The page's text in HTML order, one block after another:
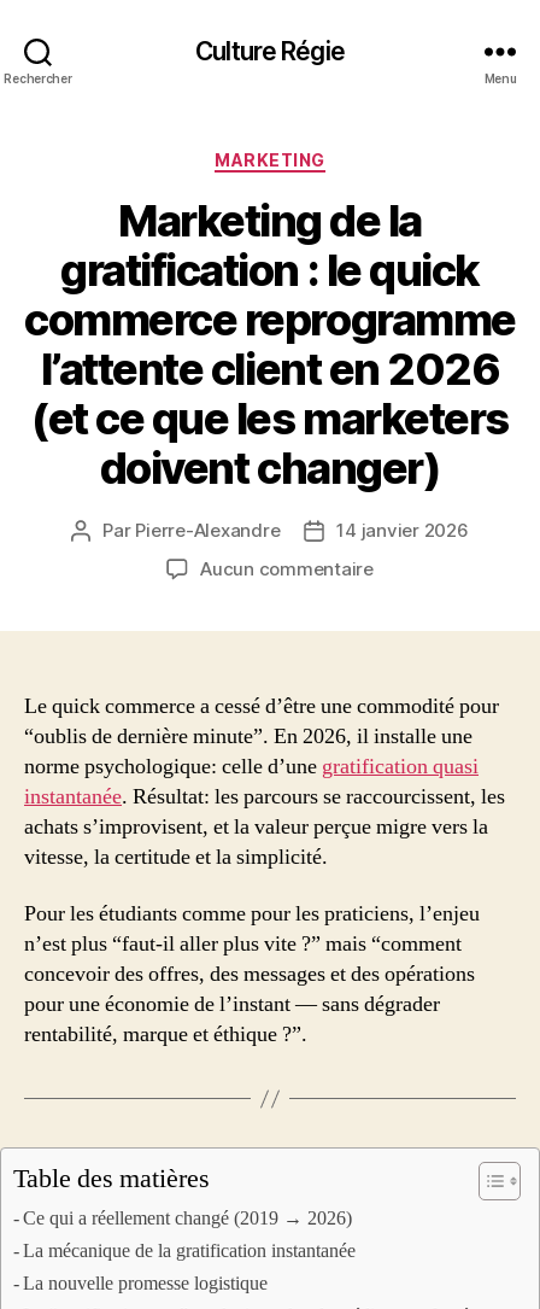
Rechercher
Culture Régie
Menu
Catégories
MARKETING
Marketing de la
gratification : le quick
commerce reprogramme
l’attente client en 2026
(et ce que les marketers
doivent changer)
Auteur
Par Pierre-Alexandre
Date14 janvier 2026
Aucun commentairesur
:
le
commerce
reprogramme
l’attente
2026
(et
que
les
changer)
Le quick commerce a cessé d’être une commodité pour
“oublis de dernière minute”. En 2026, il installe une
norme psychologique: celle d’une gratification quasi
instantanée. Résultat: les parcours se raccourcissent, les
achats s’improvisent, et la valeur perçue migre vers la
vitesse, la certitude et la simplicité.
Pour les étudiants comme pour les praticiens, l’enjeu
n’est plus “faut-il aller plus vite ?” mais “comment
concevoir des offres, des messages et des opérations
pour une économie de l’instant — sans dégrader
rentabilité, marque et éthique ?”.
Table des matières
Ce qui a réellement changé (2019 → 2026)
La mécanique de la gratification instantanée
La nouvelle promesse logistique